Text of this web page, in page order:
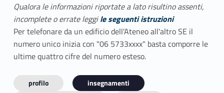
Qualora le informazioni riportate a lato risultino assenti,
incomplete o errate leggile seguenti istruzioni
Per telefonare da un edificio dell'Ateneo all'altro SE il
numero unico inizia con "06 5733xxxx" basta comporre le
ultime quattro cifre del numero esteso.
profilo
insegnamenti